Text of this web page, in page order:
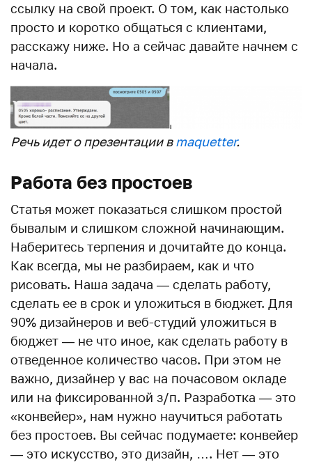
ссылку на свой проект. О том, как настолько
просто и коротко общаться с клиентами,
расскажу ниже. Но а сейчас давайте начнем с
начала.
Речь идет о презентации вmaquetter.
Работа без простоев
Статья может показаться слишком простой
бывалым и слишком сложной начинающим.
Наберитесь терпения и дочитайте до конца.
Как всегда, мы не разбираем, как и что
рисовать. Наша задача — сделать работу,
сделать ее в срок и уложиться в бюджет. Для
90% дизайнеров и веб-студий уложиться в
бюджет — не что иное, как сделать работу в
отведенное количество часов. При этом не
важно, дизайнер у вас на почасовом окладе
или на фиксированной з/п. Разработка — это
«конвейер», нам нужно научиться работать
без простоев. Вы сейчас подумаете: конвейер
— это искусство, это дизайн, …. Нет — это